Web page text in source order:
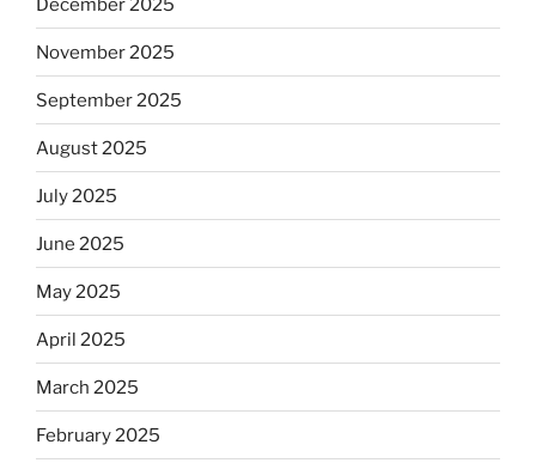
December 2025
November 2025
September 2025
August 2025
July 2025
June 2025
May 2025
April 2025
March 2025
February 2025